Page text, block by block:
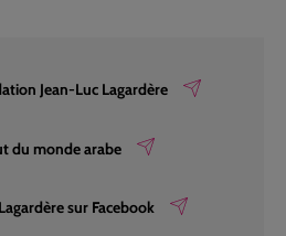
Jean-Luc Lagardère
du monde arabe
sur Facebook